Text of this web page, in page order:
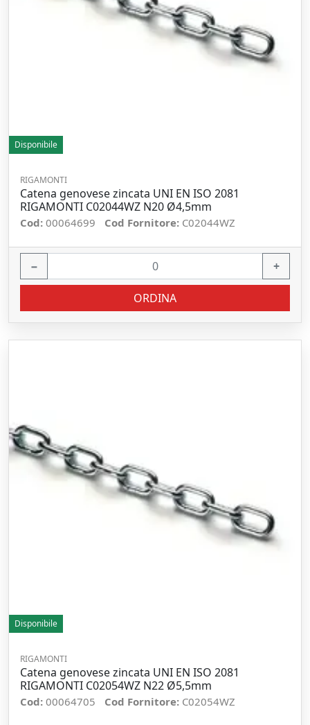
Disponibile
RIGAMONTI
Catena genovese zincata UNI EN ISO 2081
RIGAMONTI C02044WZ N20 Ø4,5mm
Cod: 00064699 Cod Fornitore: C02044WZ
− +
ORDINA
Disponibile
RIGAMONTI
Catena genovese zincata UNI EN ISO 2081
RIGAMONTI C02054WZ N22 Ø5,5mm
Cod: 00064705 Cod Fornitore: C02054WZ